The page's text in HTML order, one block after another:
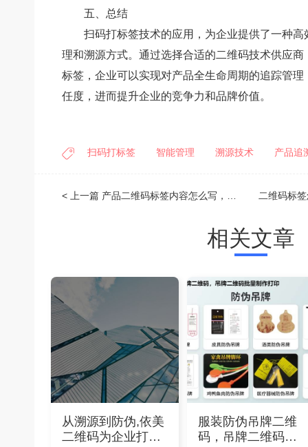
五、总结
扫码打标签技术的应用，为企业提供了一种
理和溯源方式。通过选择合适的二维码技术供应
标签，企业可以实现对产品全生命周期的追踪管
任度，进而提升企业的竞争力和品牌价值。
扫码打标签 智能管理 溯源技术 产品追
< 上一篇 产品二维码标签内容怎么写，产品标识码与二维码区别
相关文章
从溯源到防伪,依美
二维码为企业打造
服装防伪吊牌二维
码，吊牌二维码批